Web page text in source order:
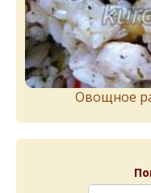
Овощное